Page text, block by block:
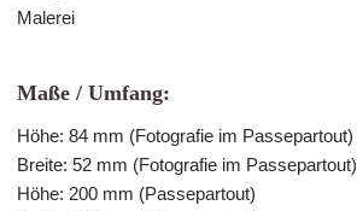
Malerei
Maße / Umfang:
Höhe: 84 mm (Fotografie im Passepartout)
Breite: 52 mm (Fotografie im Passepartout)
Höhe: 200 mm (Passepartout)